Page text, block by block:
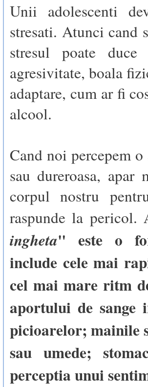
Unii adolescenti
stresati. Atunci cand
stresul poate
agresivitate, boala
adaptare, cum ar fi
alcool.
Cand noi percepem
sau dureroasa,
corpul nostru
raspunde la pericol.
ingheta" este o
include cele mai
cel mai mare ritm
aportului de
picioarelor; mainile
sau umede;
perceptia unui